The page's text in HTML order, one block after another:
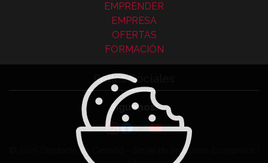
EMPRENDER
EMPRESA
OFERTAS
FORMACIÓN
Redes Sociales
Síguenos:
© 2025 Diputació de Castelló - Servei de Promoció Econòmica i